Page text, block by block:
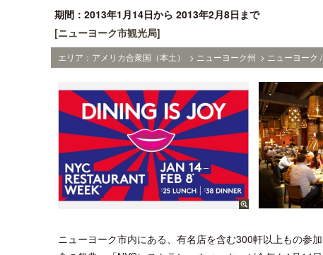
期間：2013年1月14日から 2013年2月8日まで
[ニューヨーク市観光局]
エリア：アメリカ合衆国（本土） > ニューヨーク州 > ニューヨー
ニューヨーク市内にある、有名店を含む300軒以上もの参